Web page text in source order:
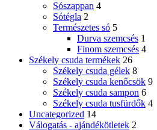
Sószappan 4
Sótégla 2
Természetes só 5
Durva szemcsés 1
Finom szemcsés 4
Székely csuda termékek 26
Székely csuda gélek 8
Székely csuda kenőcsök 9
Székely csuda sampon 6
Székely csuda tusfürdők 4
Uncategorized 14
Válogatás - ajándékötletek 2